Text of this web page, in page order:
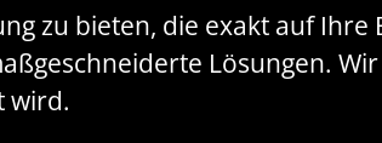
zu bieten, die exakt auf
Lösungen.
wird.